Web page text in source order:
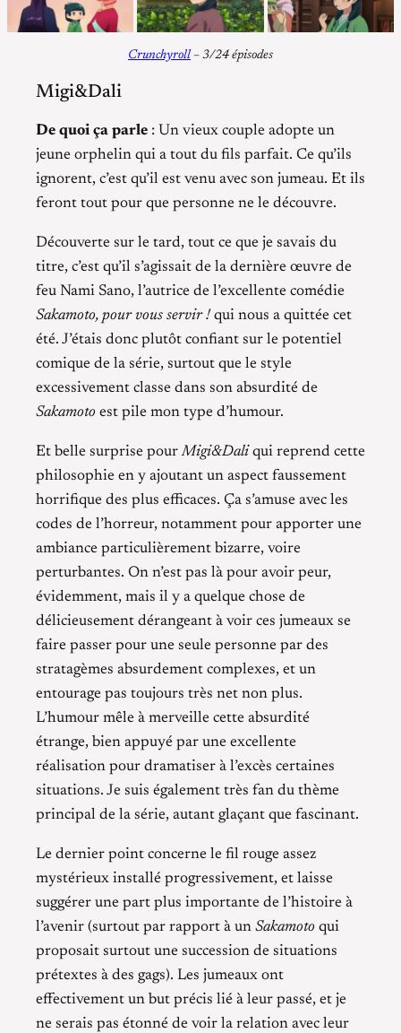
Crunchyroll – 3/24 épisodes
Migi&Dali
De quoi ça parle : Un vieux couple adopte un
jeune orphelin qui a tout du fils parfait. Ce qu’ils
ignorent, c’est qu’il est venu avec son jumeau. Et ils
feront tout pour que personne ne le découvre.
Découverte sur le tard, tout ce que je savais du
titre, c’est qu’il s’agissait de la dernière œuvre de
feu Nami Sano, l’autrice de l’excellente comédie
Sakamoto, pour vous servir ! qui nous a quittée cet
été. J’étais donc plutôt confiant sur le potentiel
comique de la série, surtout que le style
excessivement classe dans son absurdité de
Sakamoto est pile mon type d’humour.
Et belle surprise pourMigi&Daliqui reprend cette
philosophie en y ajoutant un aspect faussement
horrifique des plus efficaces. Ça s’amuse avec les
codes de l’horreur, notamment pour apporter une
ambiance particulièrement bizarre, voire
perturbantes. On n’est pas là pour avoir peur,
évidemment, mais il y a quelque chose de
délicieusement dérangeant à voir ces jumeaux se
faire passer pour une seule personne par des
stratagèmes absurdement complexes, et un
entourage pas toujours très net non plus.
L’humour mêle à merveille cette absurdité
étrange, bien appuyé par une excellente
réalisation pour dramatiser à l’excès certaines
situations. Je suis également très fan du thème
principal de la série, autant glaçant que fascinant.
Le dernier point concerne le fil rouge assez
mystérieux installé progressivement, et laisse
suggérer une part plus importante de l’histoire à
l’avenir (surtout par rapport à un Sakamoto qui
proposait surtout une succession de situations
prétextes à des gags). Les jumeaux ont
effectivement un but précis lié à leur passé, et je
ne serais pas étonné de voir la relation avec leur